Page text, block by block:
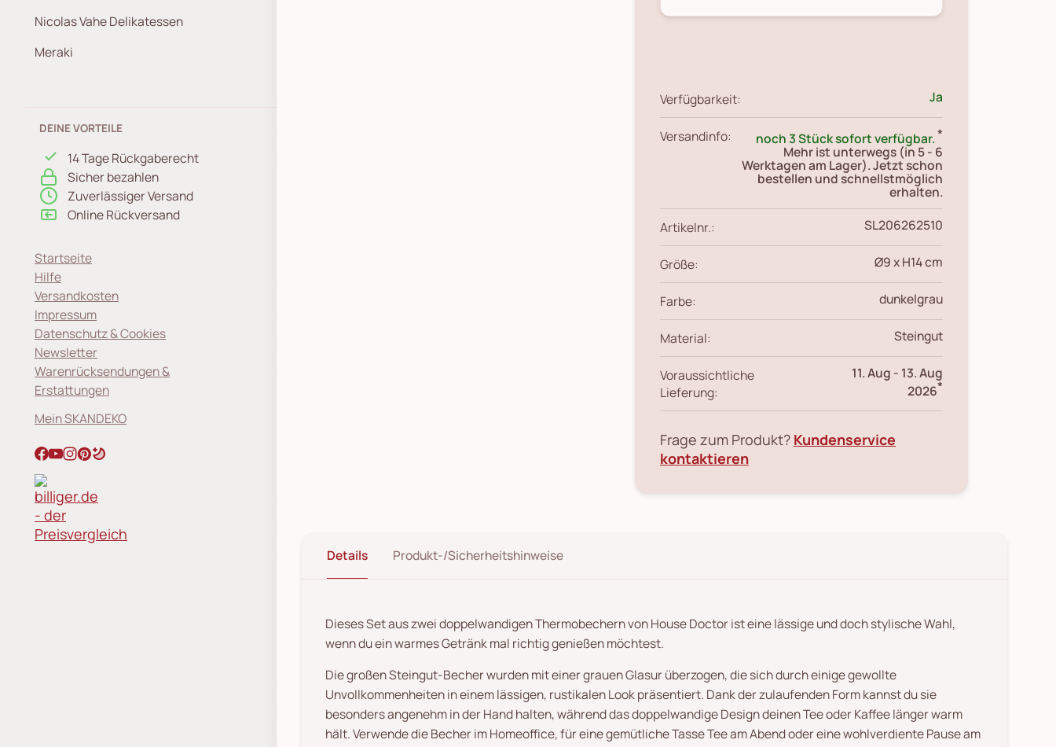
Nicolas Vahe Delikatessen
Meraki
DEINE VORTEILE
14 Tage Rückgaberecht
Sicher bezahlen
Zuverlässiger Versand
Online Rückversand
Startseite
Hilfe
Versandkosten
Impressum
Datenschutz & Cookies
Newsletter
Warenrücksendungen &
Erstattungen
Mein SKANDEKO
Verfügbarkeit: Ja
Versandinfo: noch 3 Stück sofort verfügbar.*
Mehr ist unterwegs (in 5 - 6
Werktagen am Lager). Jetzt schon
bestellen und schnellstmöglich
erhalten.
Artikelnr.: SL206262510
Größe: Ø9 x H14 cm
Farbe: dunkelgrau
Material: Steingut
Voraussichtliche
Lieferung:
11. Aug - 13. Aug
2026*
Frage zum Produkt? Kundenservice
kontaktieren
Details Produkt-/Sicherheitshinweise
Dieses Set aus zwei doppelwandigen Thermobechern von House Doctor ist eine lässige und doch stylische Wahl,
wenn du ein warmes Getränk mal richtig genießen möchtest.
Die großen Steingut-Becher wurden mit einer grauen Glasur überzogen, die sich durch einige gewollte
Unvollkommenheiten in einem lässigen, rustikalen Look präsentiert. Dank der zulaufenden Form kannst du sie
besonders angenehm in der Hand halten, während das doppelwandige Design deinen Tee oder Kaffee länger warm
hält. Verwende die Becher im Homeoffice, für eine gemütliche Tasse Tee am Abend oder eine wohlverdiente Pause am